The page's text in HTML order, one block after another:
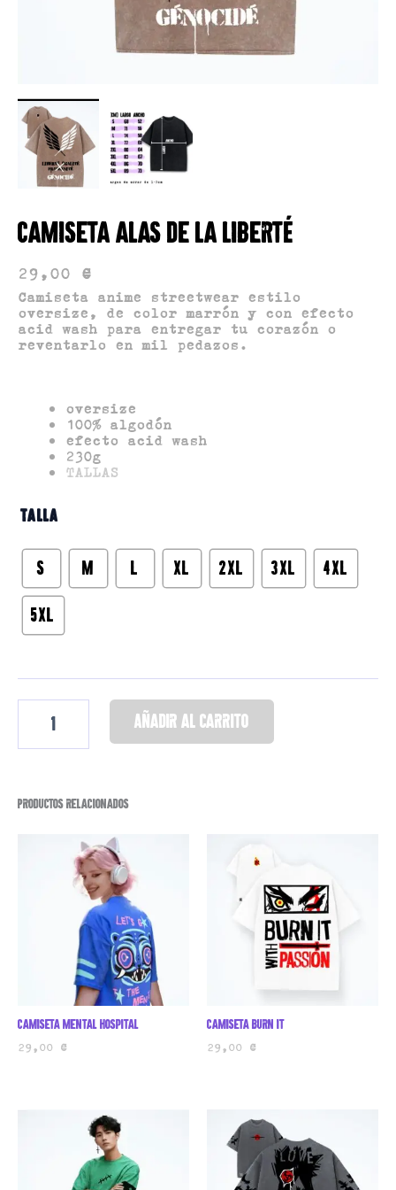
Camiseta alas de la liberté
29,00 €
Camiseta anime streetwear estilo
oversize, de color marrón y con efecto
acid wash para entregar tu corazón o
reventarlo en mil pedazos.
oversize
100% algodón
efecto acid wash
230g
TALLAS
S M L XL 2XL 3XL 4XL
5XL
Añadir al carrito
Productos relacionados
Camiseta mental hospital
29,00 €
Camiseta burn it
29,00 €